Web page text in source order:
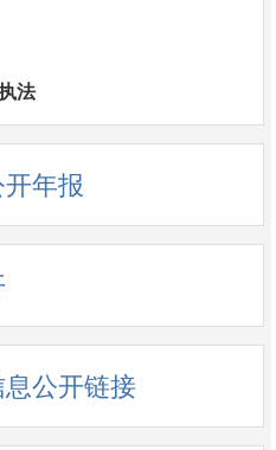
法
年报
公开链接